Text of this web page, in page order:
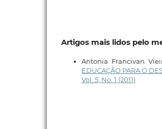
Artigos mais lidos pelo
Antonia Francivan
EDUCAÇÃO PARA O
Vol. 5, No. 1 (2011)